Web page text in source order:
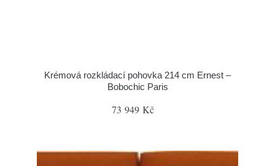
Krémová rozkládací pohovka 214 cm Ernest –
Bobochic Paris
73 949 Kč